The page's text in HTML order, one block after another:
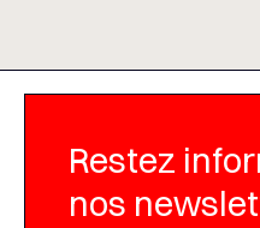
Restez
nos